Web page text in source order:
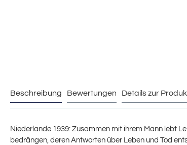
Beschreibung Bewertungen Details zur
Niederlande 1939: Zusammen mit ihrem Mann lebt
bedrängen, deren Antworten über Leben und Tod